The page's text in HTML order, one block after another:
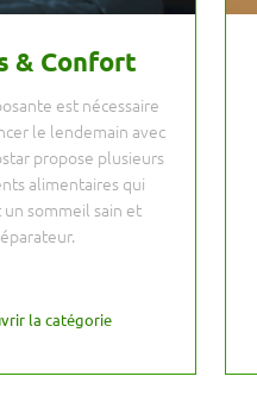
& Confort
est nécessaire
le lendemain avec
propose plusieurs
alimentaires qui
sommeil sain et
la catégorie